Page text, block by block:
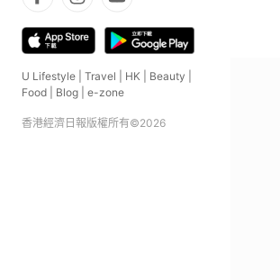
U Lifestyle Travel HK Beauty
Food
Blog e-zone
香港經濟日報版權所有©2026